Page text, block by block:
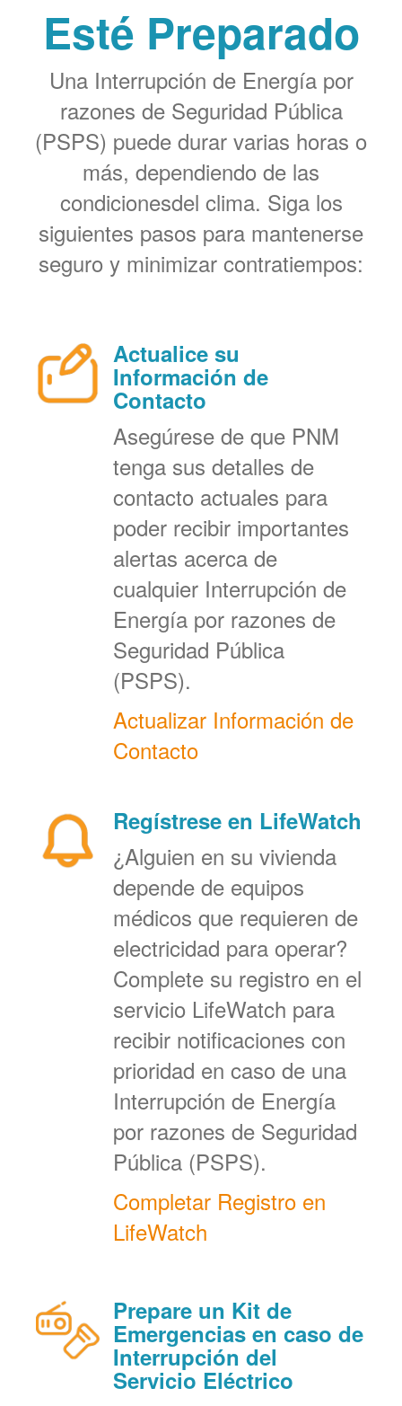
Esté Preparado
Una Interrupción de Energía por
razones de Seguridad Pública
(PSPS) puede durar varias horas o
más, dependiendo de las
condicionesdel clima. Siga los
siguientes pasos para mantenerse
seguro y minimizar contratiempos:
Actualice su
Información de
Contacto
Asegúrese de que PNM
tenga sus detalles de
contacto actuales para
poder recibir importantes
alertas acerca de
cualquier Interrupción de
Energía por razones de
Seguridad Pública
(PSPS).
Actualizar Información de
Contacto
Regístrese en LifeWatch
¿Alguien en su vivienda
depende de equipos
médicos que requieren de
electricidad para operar?
Complete su registro en el
servicio LifeWatch para
recibir notificaciones con
prioridad en caso de una
Interrupción de Energía
por razones de Seguridad
Pública (PSPS).
Completar Registro en
LifeWatch
Prepare un Kit de
Emergencias en caso de
Interrupción del
Servicio Eléctrico